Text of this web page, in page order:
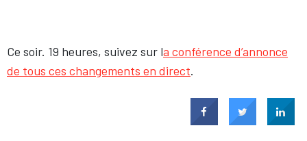
Ce soir. 19 heures, suivez sur la conférence d’annonce
de tous ces changements en direct.